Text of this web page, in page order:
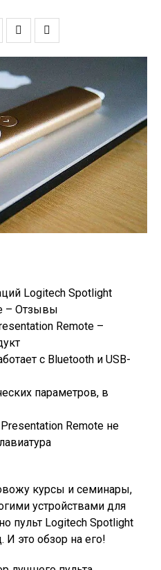
Logitech Spotlight
– Отзывы
Remote –
с Bluetooth и USB-
параметров, в
Remote не
курсы и семинары,
устройствами для
пульт Logitech Spotlight
И это обзор на его!